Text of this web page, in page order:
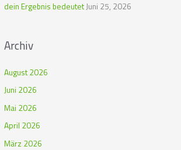
dein Ergebnis bedeutetJuni 25, 2026
Archiv
August 2026
Juni 2026
Mai 2026
April 2026
März 2026